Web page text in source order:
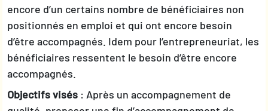
encore d’un certains nombre de bénéficiaires non
positionnés en emploi et qui ont encore besoin
d’être accompagnés. Idem pour l’entrepreneuriat, les
bénéficiaires ressentent le besoin d’être encore
accompagnés.
Objectifs visés : Après un accompagnement de